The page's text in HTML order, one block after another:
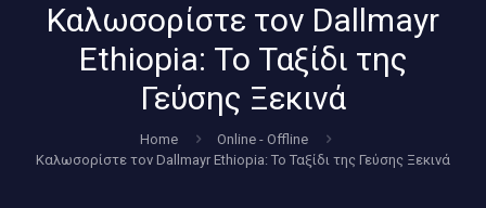
Καλωσορίστε τον Dallmayr
Ethiopia: Το Ταξίδι της
Γεύσης Ξεκινά
Home
Online - Offline
Καλωσορίστε τον Dallmayr Ethiopia: Το Ταξίδι της Γεύσης Ξεκινά